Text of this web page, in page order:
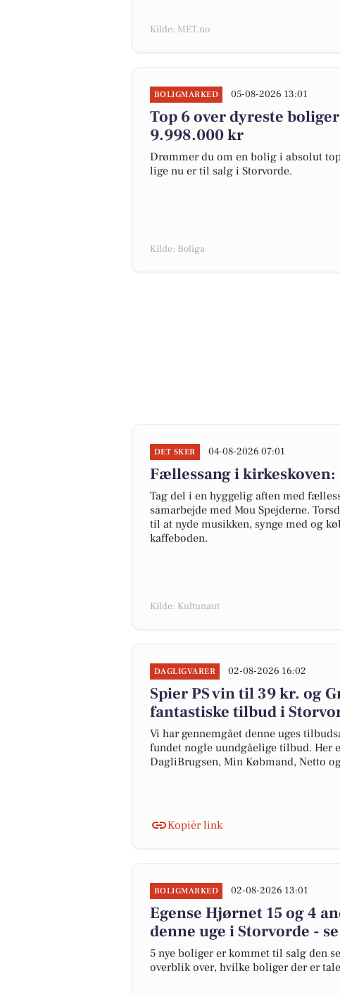
Kilde: MET.no
BOLIGMARKED 05-08-2026 13:01
Top 6 over dyreste
9.998.000 kr
Drømmer du om en bolig i absolut
lige nu er til salg i Storvorde.
Kilde: Boliga
DET SKER 04-08-2026 07:01
Fællessang i
Tag del i en hyggelig aften med
samarbejde med Mou Spejderne.
til at nyde musikken, synge med og
kaffeboden.
Kilde: Kultunaut
DAGLIGVARER 02-08-2026 16:02
Spier PS vin til 39 kr. og
fantastiske tilbud i
Vi har gennemgået denne uges
fundet nogle uundgåelige tilbud. Her
DagliBrugsen, Min Købmand, Netto
Kopiér link
BOLIGMARKED 02-08-2026 13:01
Egense Hjørnet 15 og 4
denne uge i Storvorde -
5 nye boliger er kommet til salg den
overblik over, hvilke boliger der er